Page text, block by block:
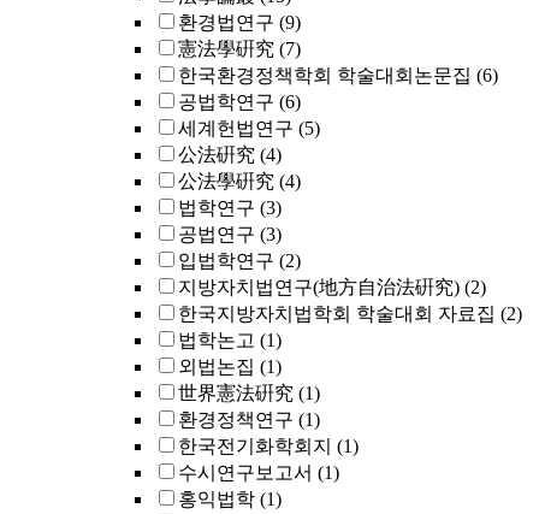
환경법연구 (9)
憲法學硏究 (7)
한국환경정책학회 학술대회논문집 (6)
공법학연구 (6)
세계헌법연구 (5)
公法硏究 (4)
公法學硏究 (4)
법학연구 (3)
공법연구 (3)
입법학연구 (2)
지방자치법연구(地方自治法硏究) (2)
한국지방자치법학회 학술대회 자료집 (2)
법학논고 (1)
외법논집 (1)
世界憲法硏究 (1)
환경정책연구 (1)
한국전기화학회지 (1)
수시연구보고서 (1)
홍익법학 (1)